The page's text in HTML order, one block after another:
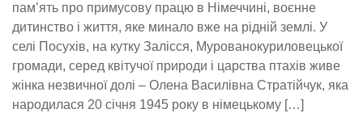
пам’ять про примусову працю в Німеччині, воєнне
дитинство і життя, яке минало вже на рідній землі. У
селі Посухів, на кутку Залісся, Мурованокуриловецької
громади, серед квітучої природи і царства птахів живе
жінка незвичної долі – Олена Василівна Стратійчук, яка
народилася 20 січня 1945 року в німецькому […]